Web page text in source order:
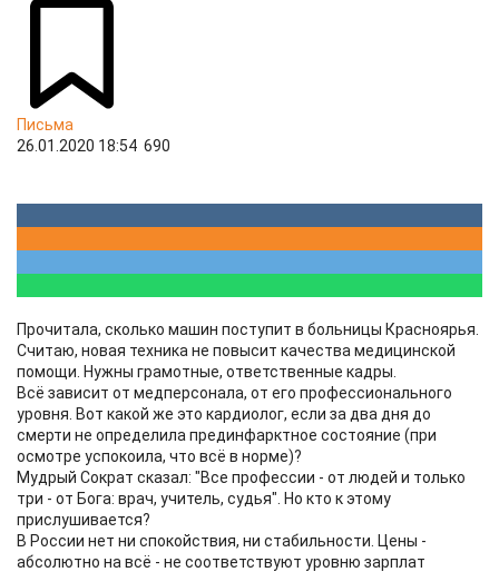
Письма
26.01.2020 18:54 690
Прочитала, сколько машин поступит в больницы Красноярья.
Считаю, новая техника не повысит качества медицинской
помощи. Нужны грамотные, ответственные кадры.
Всё зависит от медперсонала, от его профессионального
уровня. Вот какой же это кардиолог, если за два дня до
смерти не определила прединфарктное состояние (при
осмотре успокоила, что всё в норме)?
Мудрый Сократ сказал: "Все профессии - от людей и только
три - от Бога: врач, учитель, судья". Но кто к этому
прислушивается?
В России нет ни спокойствия, ни стабильности. Цены -
абсолютно на всё - не соответствуют уровню зарплат